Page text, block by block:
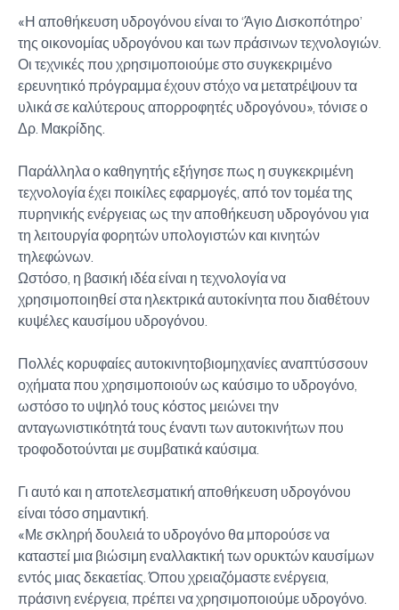
«Η αποθήκευση υδρογόνου είναι το ‘Άγιο Δισκοπότηρο’
της οικονομίας υδρογόνου και των πράσινων τεχνολογιών.
Οι τεχνικές που χρησιμοποιούμε στο συγκεκριμένο
ερευνητικό πρόγραμμα έχουν στόχο να μετατρέψουν τα
υλικά σε καλύτερους απορροφητές υδρογόνου», τόνισε ο
Δρ. Μακρίδης.
Παράλληλα ο καθηγητής εξήγησε πως η συγκεκριμένη
τεχνολογία έχει ποικίλες εφαρμογές, από τον τομέα της
πυρηνικής ενέργειας ως την αποθήκευση υδρογόνου για
τη λειτουργία φορητών υπολογιστών και κινητών
τηλεφώνων.
Ωστόσο, η βασική ιδέα είναι η τεχνολογία να
χρησιμοποιηθεί στα ηλεκτρικά αυτοκίνητα που διαθέτουν
κυψέλες καυσίμου υδρογόνου.
Πολλές κορυφαίες αυτοκινητοβιομηχανίες αναπτύσσουν
οχήματα που χρησιμοποιούν ως καύσιμο το υδρογόνο,
ωστόσο το υψηλό τους κόστος μειώνει την
ανταγωνιστικότητά τους έναντι των αυτοκινήτων που
τροφοδοτούνται με συμβατικά καύσιμα.
Γι αυτό και η αποτελεσματική αποθήκευση υδρογόνου
είναι τόσο σημαντική.
«Με σκληρή δουλειά το υδρογόνο θα μπορούσε να
καταστεί μια βιώσιμη εναλλακτική των ορυκτών καυσίμων
εντός μιας δεκαετίας. Όπου χρειαζόμαστε ενέργεια,
πράσινη ενέργεια, πρέπει να χρησιμοποιούμε υδρογόνο.